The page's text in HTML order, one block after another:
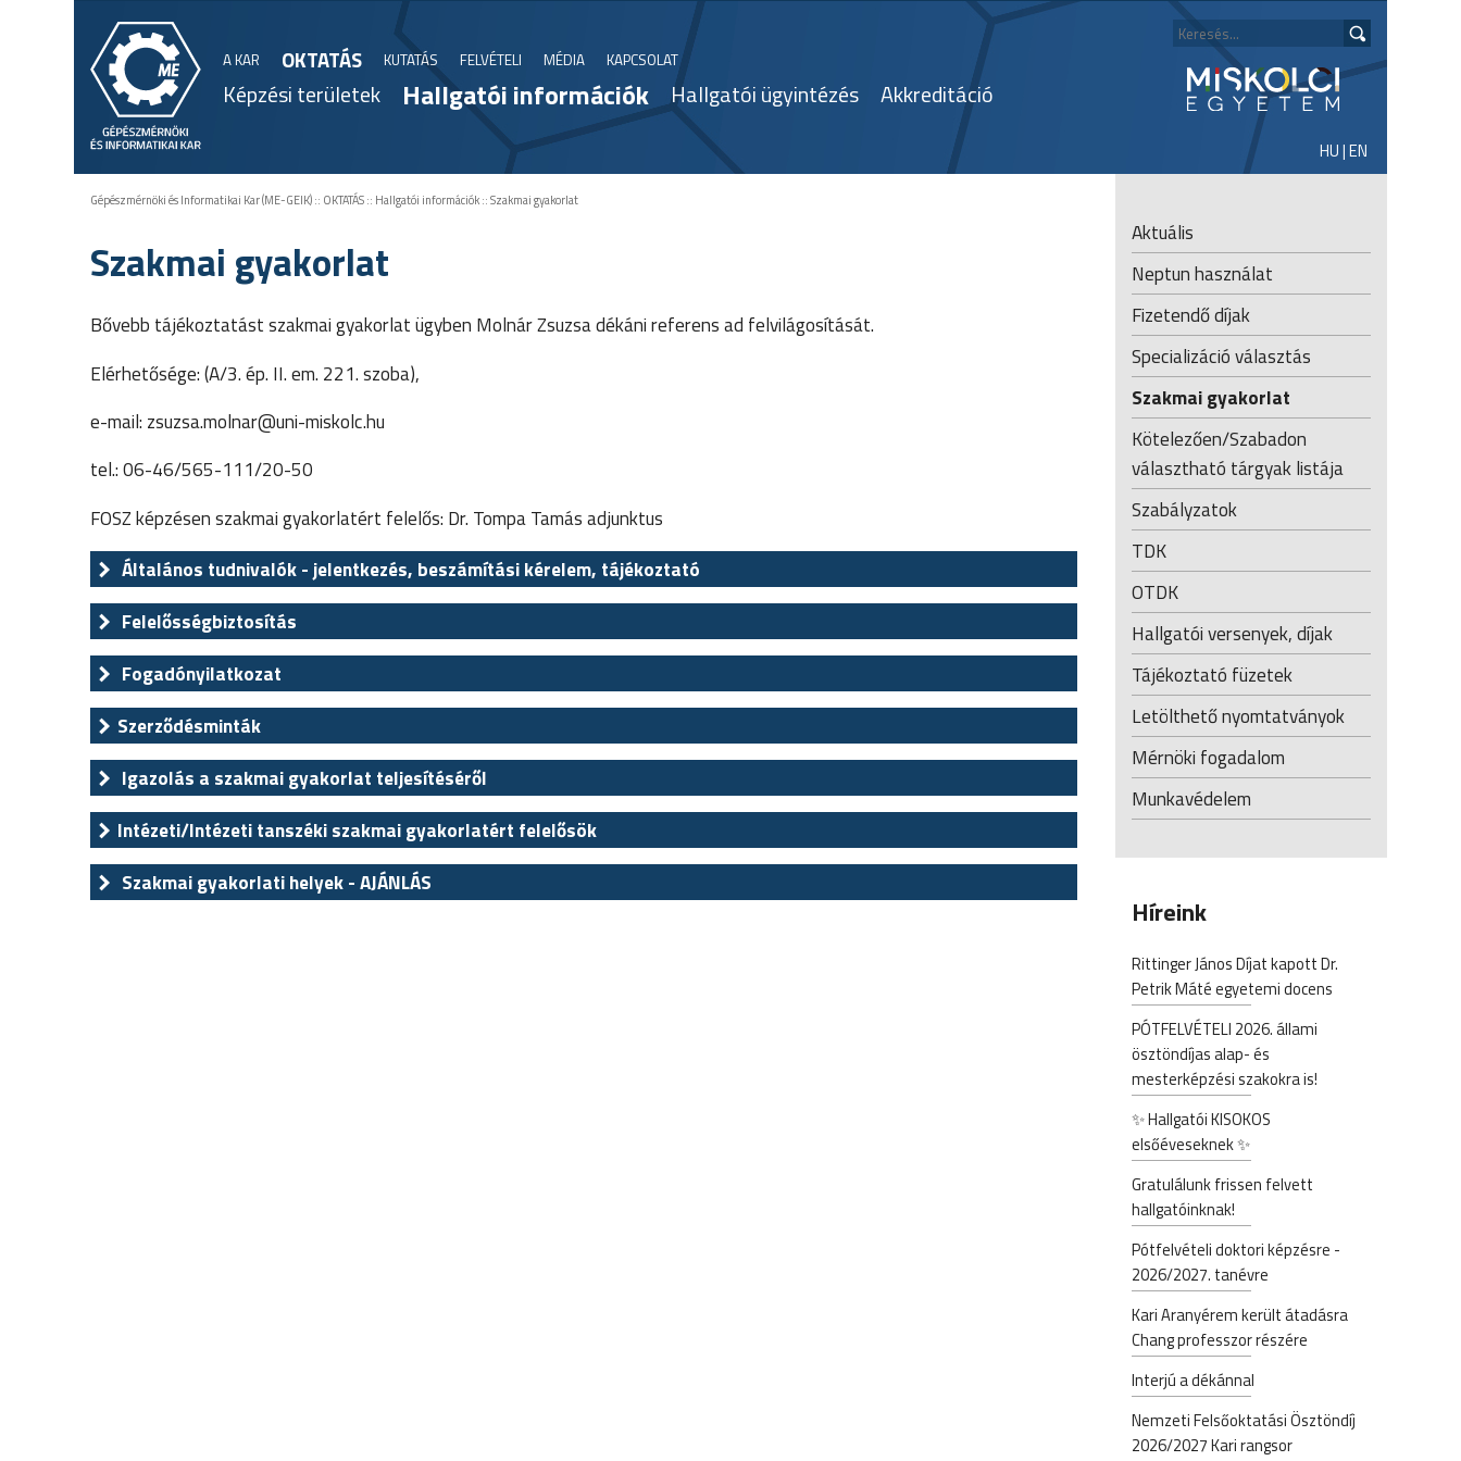
A KAR OKTATÁS KUTATÁS FELVÉTELI MÉDIA KAPCSOLAT
Képzési területek Hallgatói információk Hallgatói ügyintézés Akkreditáció
HU|EN
Gépészmérnöki és Informatikai Kar (ME-GEIK):: OKTATÁS:: Hallgatói információk::Szakmai gyakorlat
Szakmai gyakorlat
Bővebb tájékoztatást szakmai gyakorlat ügyben Molnár Zsuzsa dékáni referens ad felvilágosítását.
Elérhetősége: (A/3. ép. II. em. 221. szoba),
e-mail: zsuzsa.molnar@uni-miskolc.hu
tel.: 06-46/565-111/20-50
FOSZ képzésen szakmai gyakorlatért felelős: Dr. Tompa Tamás adjunktus
Általános tudnivalók - jelentkezés, beszámítási kérelem, tájékoztató
Felelősségbiztosítás
Fogadónyilatkozat
Szerződésminták
Igazolás a szakmai gyakorlat teljesítéséről
Intézeti/Intézeti tanszéki szakmai gyakorlatért felelősök
Szakmai gyakorlati helyek - AJÁNLÁS
Aktuális
Neptun használat
Fizetendő díjak
Specializáció választás
Szakmai gyakorlat
Kötelezően/Szabadon
választható tárgyak listája
Szabályzatok
TDK
OTDK
Hallgatói versenyek, díjak
Tájékoztató füzetek
Letölthető nyomtatványok
Mérnöki fogadalom
Munkavédelem
Híreink
Rittinger János Díjat kapott Dr.
Petrik Máté egyetemi docens
PÓTFELVÉTELI 2026. állami
ösztöndíjas alap- és
mesterképzési szakokra is!
✨ Hallgatói KISOKOS
elsőéveseknek ✨
Gratulálunk frissen felvett
hallgatóinknak!
Pótfelvételi doktori képzésre -
2026/2027. tanévre
Kari Aranyérem került átadásra
Chang professzor részére
Interjú a dékánnal
Nemzeti Felsőoktatási Ösztöndíj
2026/2027 Kari rangsor